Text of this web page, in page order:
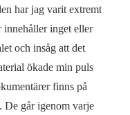
har jag varit extremt
innehåller inget eller
och insåg att det
ökade min puls
finns på
De går igenom varje